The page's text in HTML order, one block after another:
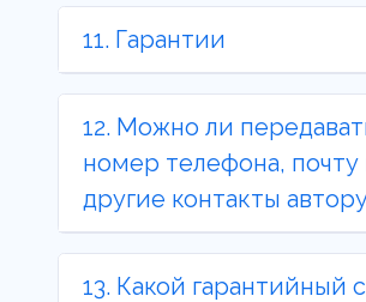
11. Гарантии
12. Можно ли
номер телефона, почту
другие контакты
13. Какой гарантийный